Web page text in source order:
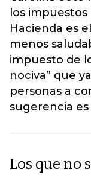
los
Hacienda es
menos
impuesto de
nociva” que
personas a
sugerencia es
Los que no